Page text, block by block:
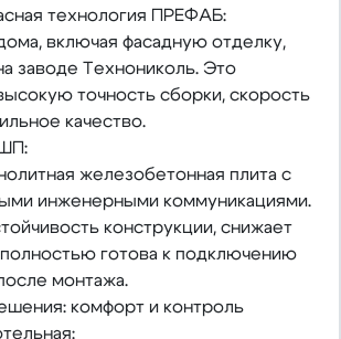
технология ПРЕФАБ:
включая фасадную отделку,
заводе Технониколь. Это
точность сборки, скорость
качество.
железобетонная плита с
инженерными коммуникациями.
конструкции, снижает
готова к подключению
монтажа.
комфорт и контроль